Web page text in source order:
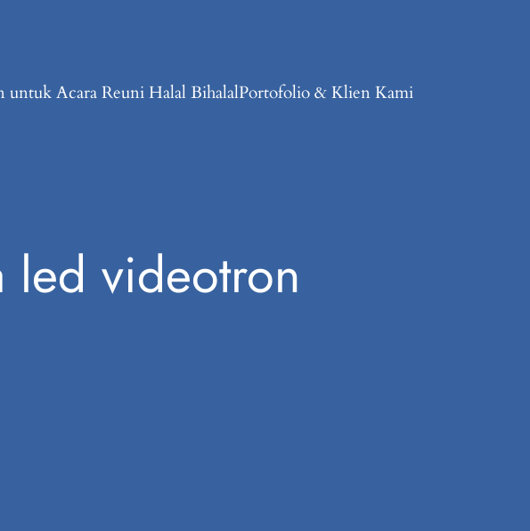
Acara Reuni Halal BihalalPortofolio & Klien Kami
led videotron